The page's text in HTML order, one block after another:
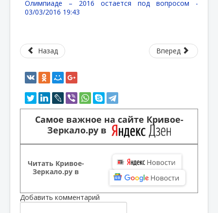
Олимпиаде – 2016 остается под вопросом -
03/03/2016 19:43
Назад Вперед
Самое важное на сайте Кривое-
Зеркало.ру в
Читать Кривое-
Зеркало.ру в
Добавить комментарий